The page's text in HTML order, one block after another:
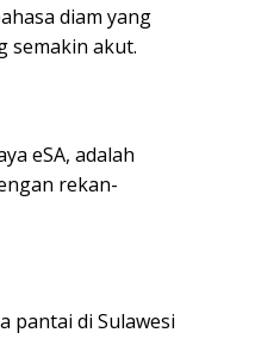
diam yang
semakin akut.
eSA, adalah
rekan-
pantai di Sulawesi